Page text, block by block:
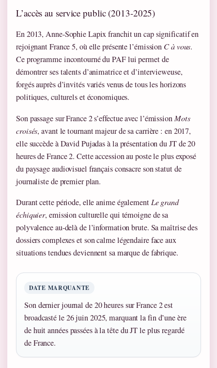
L’accès au service public (2013-2025)
En 2013, Anne-Sophie Lapix franchit un cap significatif en
rejoignant France 5, où elle présente l’émission C à vous.
Ce programme incontourné du PAF lui permet de
démontrer ses talents d’animatrice et d’intervieweuse,
forgés auprès d’invités variés venus de tous les horizons
politiques, culturels et économiques.
Son passage sur France 2 s’effectue avec l’émission Mots
croisés, avant le tournant majeur de sa carrière : en 2017,
elle succède à David Pujadas à la présentation du JT de 20
heures de France 2. Cette accession au poste le plus exposé
du paysage audiovisuel français consacre son statut de
journaliste de premier plan.
Durant cette période, elle anime également Le grand
échiquier, emission culturelle qui témoigne de sa
polyvalence au-delà de l’information brute. Sa maîtrise des
dossiers complexes et son calme légendaire face aux
situations tendues deviennent sa marque de fabrique.
DATE MARQUANTE
Son dernier journal de 20 heures sur France 2 est
broadcasté le 26 juin 2025, marquant la fin d’une ère
de huit années passées à la tête du JT le plus regardé
de France.